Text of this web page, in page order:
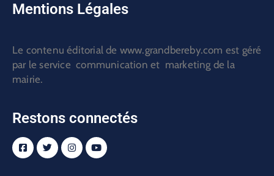
Mentions Légales
Le contenu éditorial de www.grandbereby.com est géré
par le service communication et marketing de la
mairie.
Restons connectés